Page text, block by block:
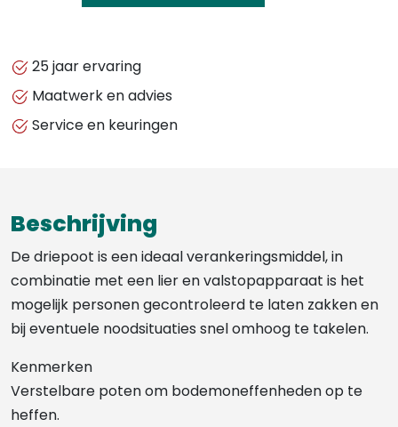
/
aantal
25 jaar ervaring
Maatwerk en advies
Service en keuringen
Beschrijving
De driepoot is een ideaal verankeringsmiddel, in
combinatie met een lier en valstopapparaat is het
mogelijk personen gecontroleerd te laten zakken en
bij eventuele noodsituaties snel omhoog te takelen.
Kenmerken
Verstelbare poten om bodemoneffenheden op te
heffen.